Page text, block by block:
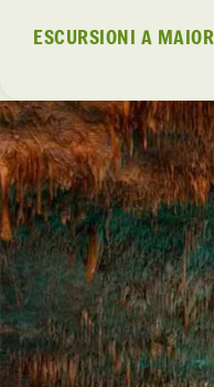
ESCURSIONI A